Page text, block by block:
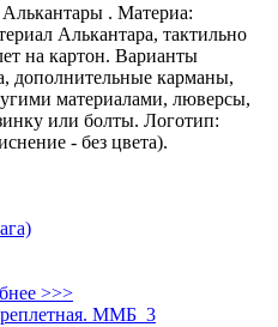
. Материа:
Алькантара, тактильно
на картон. Варианты
дополнительные карманы,
материалами, люверсы,
или болты. Логотип:
- без цвета).
>>>
ММБ_3